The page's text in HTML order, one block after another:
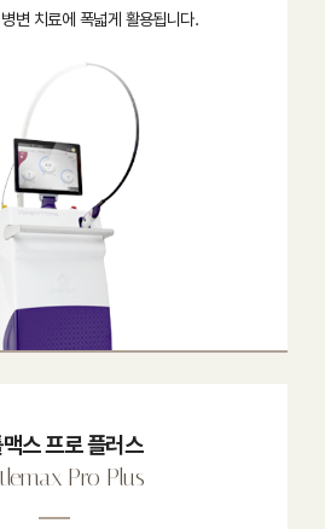
변 치료에 폭넓게 활용됩니다.
스 프로 플러스
Pro Plus